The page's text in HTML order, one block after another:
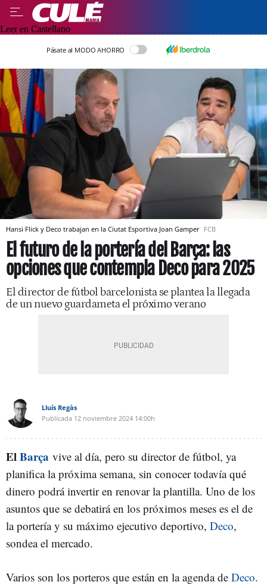
Leer en Castellano
Pásate al MODO AHORRO
Hansi Flick y Deco trabajan en la Ciutat Esportiva Joan Gamper FCB
El futuro de la portería del Barça: las
opciones que contempla Deco para 2025
El director de fútbol barcelonista se plantea la llegada
de un nuevo guardameta el próximo verano
Lluís Regàs
Publicada 12 noviembre 2024 14:00h
ElBarça vive al día, pero su director de fútbol, ya
planifica la próxima semana, sin conocer todavía qué
dinero podrá invertir en renovar la plantilla. Uno de los
asuntos que se debatirá en los próximos meses es el de
la portería y su máximo ejecutivo deportivo, Deco,
sondea el mercado.
Varios son los porteros que están en la agenda de Deco.